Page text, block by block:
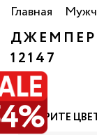
Главная
ДЖЕМПЕР
12147
ВЫБЕРИТЕ